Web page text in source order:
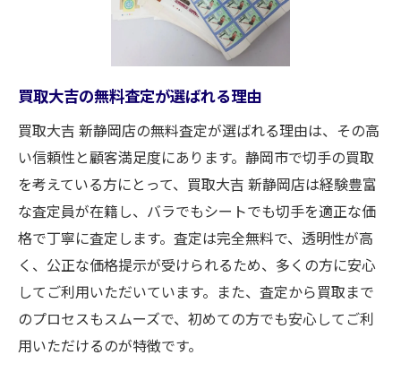
どんな切手でもお気軽に相談可能
切手買取で注意すべき点
心取引を
初めて訪れる方への店舗紹介
切手買取の流れを詳しく解説
予約不要で利用できる利便性
お客様の声から見る安心買取
買取後の手続き方法を紹介
査定から買取までのスムーズな流れ
静岡市での切手買取は無料査定から始めて安心
無料査定を受けるメリットとは
買取大吉の無料査定が選ばれる理由
買取大吉 新静岡店の無料査定が選ばれる理由は、その高
い信頼性と顧客満足度にあります。静岡市で切手の買取
を考えている方にとって、買取大吉 新静岡店は経験豊富
な査定員が在籍し、バラでもシートでも切手を適正な価
格で丁寧に査定します。査定は完全無料で、透明性が高
く、公正な価格提示が受けられるため、多くの方に安心
してご利用いただいています。また、査定から買取まで
のプロセスもスムーズで、初めての方でも安心してご利
用いただけるのが特徴です。